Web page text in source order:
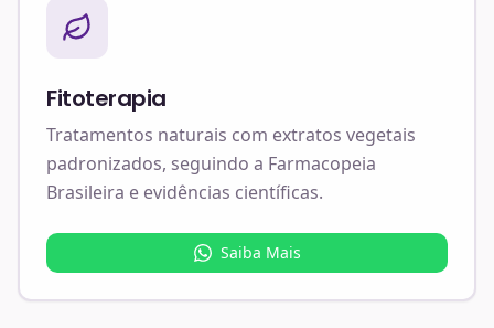
Fitoterapia
Tratamentos naturais com extratos vegetais
padronizados, seguindo a Farmacopeia
Brasileira e evidências científicas.
Saiba Mais